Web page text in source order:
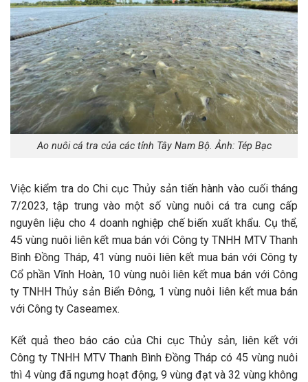
Ao nuôi cá tra của các tỉnh Tây Nam Bộ. Ảnh: Tép Bạc
Việc kiểm tra do Chi cục Thủy sản tiến hành vào cuối tháng
7/2023, tập trung vào một số vùng nuôi cá tra cung cấp
nguyên liệu cho 4 doanh nghiệp chế biến xuất khẩu. Cụ thể,
45 vùng nuôi liên kết mua bán với Công ty TNHH MTV Thanh
Bình Đồng Tháp, 41 vùng nuôi liên kết mua bán với Công ty
Cổ phần Vĩnh Hoàn, 10 vùng nuôi liên kết mua bán với Công
ty TNHH Thủy sản Biển Đông, 1 vùng nuôi liên kết mua bán
với Công ty Caseamex.
Kết quả theo báo cáo của Chi cục Thủy sản, liên kết với
Công ty TNHH MTV Thanh Bình Đồng Tháp có 45 vùng nuôi
thì 4 vùng đã ngưng hoạt động, 9 vùng đạt và 32 vùng không